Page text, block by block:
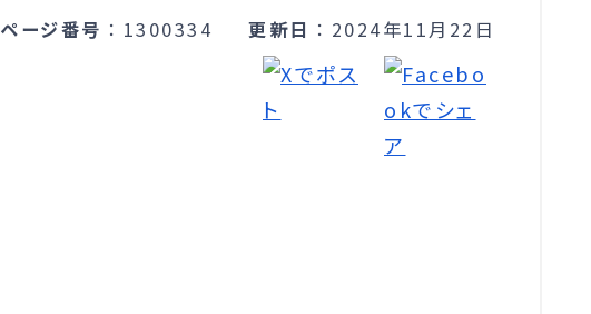
ページ番号 1300334 更新日 2024年11月22日